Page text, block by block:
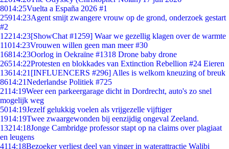
8014:25Vuelta a España 2026 #1
25914:23Agent smijt zwangere vrouw op de grond, onderzoek gestart
#2
12214:23[ShowChat #1259] Waar we gezellig klagen over de warmte
11014:23Vrouwen willen geen man meer #30
16814:23Oorlog in Oekraïne #1318 Drone baby drone
26514:22Protesten en blokkades van Extinction Rebellion #24 Eieren
13614:21 [INFLUENCERS #296] Alles is welkom kneuzing of breuk
8614:21Nederlandse Politiek #725
2114:19Weer een parkeergarage dicht in Dordrecht, auto's zo snel
mogelijk weg
5014:19Jezelf gelukkig voelen als vrijgezelle vijftiger
1914:19Twee zwaargewonden bij eenzijdig ongeval Zeeland.
13214:18Jonge Cambridge professor stapt op na claims over plagiaat
en leugens
4114:18Bezoeker verliest deel van vinger in waterattractie Walibi